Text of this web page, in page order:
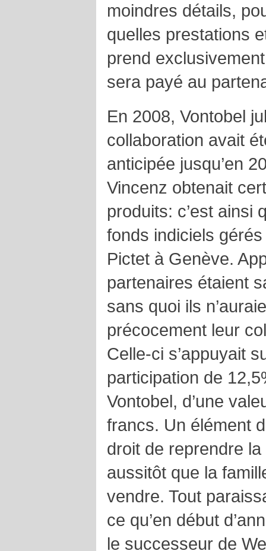
moindres détails,
quelles prestations
prend
sera payé au
En 2008, Vontobel
collaboration avait
anticipée jusqu’en
Vincenz obtenait
produits: c’est ainsi
fonds indiciels
Pictet à Genève.
partenaires étaient
sans quoi ils
précocement leur
Celle-ci s’appuyait
participation de
Vontobel, d’une
francs. Un élément
droit de reprendre
aussitôt que la
vendre. Tout
ce qu’en début
le successeur de